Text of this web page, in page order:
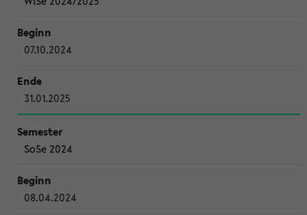
07.10.2024
31.01.2025
SoSe 2024
08.04.2024